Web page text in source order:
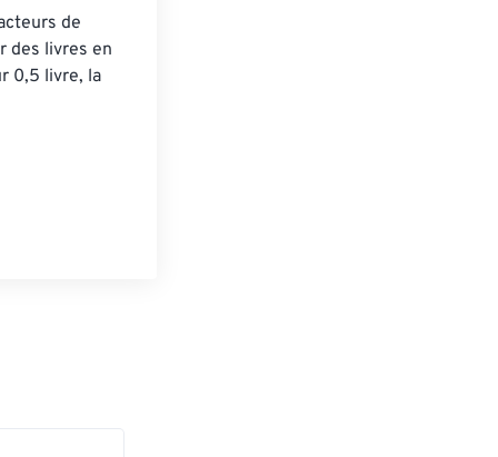
de
des livres en
0,5 livre, la